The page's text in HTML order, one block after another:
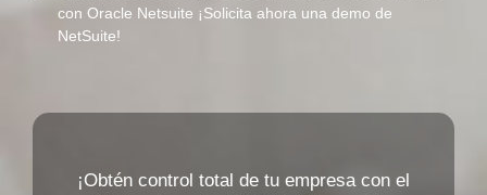
con Oracle Netsuite ¡Solicita ahora una demo de
NetSuite!
¡Obtén control total de tu empresa con el